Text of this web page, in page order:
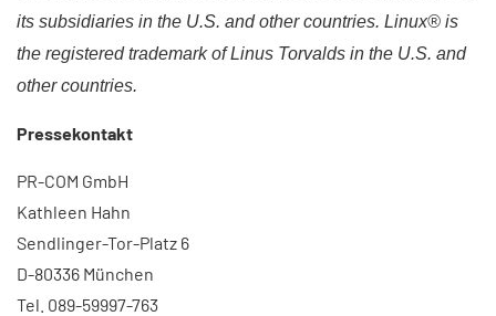
its subsidiaries in the U.S. and other countries. Linux® is
the registered trademark of Linus Torvalds in the U.S. and
other countries.
Pressekontakt
PR-COM GmbH
Kathleen Hahn
Sendlinger-Tor-Platz 6
D-80336 München
Tel. 089-59997-763